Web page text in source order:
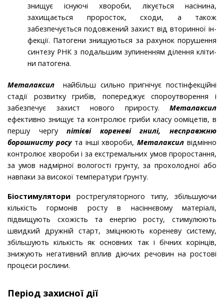
знищує існуючі хвороби, лікуєть­ся насінина,
захищається проросток, сходи, а також
забезпечується подовжений захист від вторинної ін­
фекції. Патогени знищуються за рахунок порушення
синтезу РНК з подальшим зупиненням ділення кліти­
ни патогена.
Металаксил найбільш сильно пригнічує постінфекційні
стадії розвитку грибів, попереджує спороутворення і
забезпечує захист нового прирос­ту. Металаксил
ефективно знищує та контролює гри­би класу ооміцетів, в
першу чергупітієві кореневі
гнилі, несправжню
борошнисту росута інші хвороби,Металаксил від­мінно
контролює хвороби і за екстремальних умов про­ростання,
за умов надмірної вологості грунту, за про­холодної або
навпаки за високої температури ґрунту.
Біостимулятори рострегуляторного типу, збільшуючи
кількість гормонів росту в насіннєвому матеріалі,
підвищують схо­жість та енергію росту, сти­мулюють
швидкий дружній старт, зміцнюють кореневу систему,
збільшують кількість як основних так і бічних корінців,
знижують негативний вплив діючих речовин на ростові
процеси рослини.
Період захисної дії